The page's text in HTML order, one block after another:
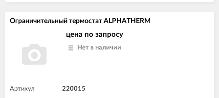
Ограничительный термостат ALPHATHERM
цена по запросу
Нет в наличии
Артикул 220015